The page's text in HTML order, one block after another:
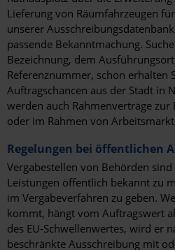
Lieferung von Räumfahrzeugen
unserer
passende Bekanntmachung.
Bezeichnung, dem
Referenznummer, schon erhalten
Auftragschancen aus der Stadt in
werden auch Rahmenverträge
oder im Rahmen von
Regelungen bei öffentlichen
Vergabestellen von Behörden
Leistungen öffentlich bekannt zu
im Vergabeverfahren zu geben.
kommt, hängt vom Auftragswert
des EU-Schwellenwertes, wird er
beschränkte Ausschreibung mit